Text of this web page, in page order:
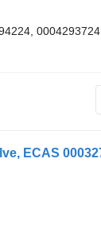
0004293724